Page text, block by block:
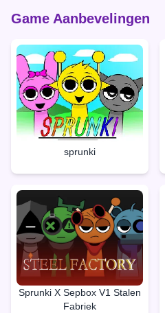
Game Aanbevelingen
sprunki
Sprunki X Sepbox V1 Stalen
Fabriek